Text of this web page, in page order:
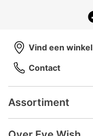
Assortiment
Vind een winkel
Contact